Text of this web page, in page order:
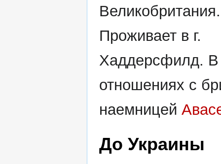
Великобритания.
Проживает в г.
Хаддерсфилд. В
отношениях с
наемницей
До Украины